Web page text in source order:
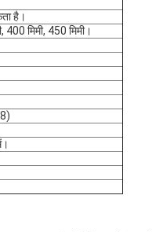
है।
400 मिमी, 450 मिमी।